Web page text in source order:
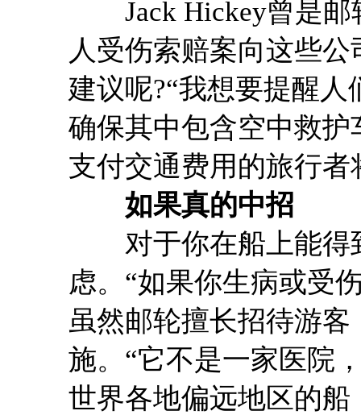
Jack Hickey曾是邮
人受伤索赔案向这些
建议呢?“我想要提醒
确保其中包含空中救
支付交通费用的旅行
如果真的中招
对于你在船上能得
虑。“如果你生病或受
虽然邮轮擅长招待游
施。“它不是一家医院
世界各地偏远地区的